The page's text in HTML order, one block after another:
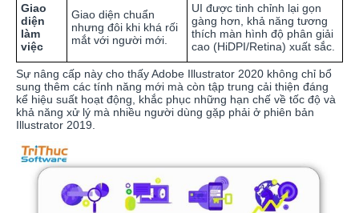
Giao
diện
làm
việc
Giao diện chuẩn
nhưng đôi khi khá rối
mắt với người mới.
UI được tinh chỉnh lại gọn
gàng hơn, khả năng tương
thích màn hình độ phân giải
cao (HiDPI/Retina) xuất sắc.
Sự nâng cấp này cho thấy Adobe Illustrator 2020 không chỉ bổ
sung thêm các tính năng mới mà còn tập trung cải thiện đáng
kể hiệu suất hoạt động, khắc phục những hạn chế về tốc độ và
khả năng xử lý mà nhiều người dùng gặp phải ở phiên bản
Illustrator 2019.